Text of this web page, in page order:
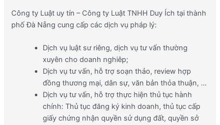
Công ty Luật uy tín – Công ty Luật TNHH Duy Ích tại thành
phố Đà Nẵng cung cấp các dịch vụ pháp lý:
Dịch vụ luật sư riêng, dịch vụ tư vấn thường
xuyên cho doanh nghiêp;
Dịch vụ tư vấn, hỗ trợ soạn thảo, review hợp
đồng thương mại, dân sự, văn bản thỏa thuận, …
Dịch vụ tư vấn, hỗ trợ thực hiện thủ tục hành
chính: Thủ tục đăng ký kinh doanh, thủ tục cấp
giấy chứng nhận quyền sử dụng đất, quyền sở